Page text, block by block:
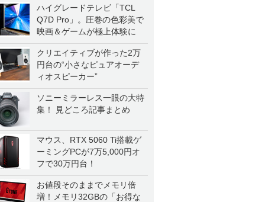
ハイグレードテレビ「TCL
Q7D Pro」。圧巻の色彩美で
映画＆ゲームが極上体験に
クリエイティブが作った2万
円台の“小さなピュアオーデ
ィオスピーカー”
ソニーミラーレス一眼の大特
集！ 見どころ記事まとめ
マウス、RTX 5060 Ti搭載ゲ
ーミングPCが7万5,000円オ
フで30万円台！
お値段そのままでメモリ倍
増！メモリ32GBの「お得な